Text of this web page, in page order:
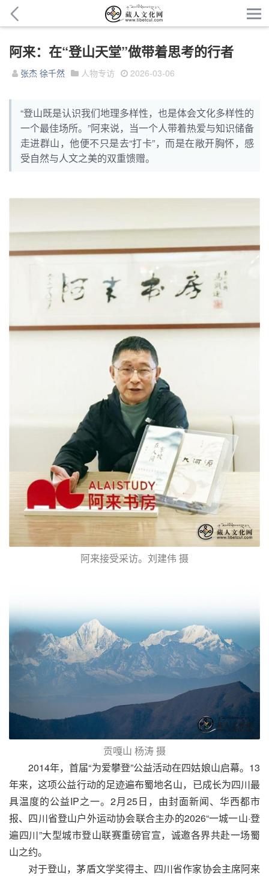
阿来：在“登山天堂”做带着思考的行者
张杰 徐千然 人物专访 2026-03-06
“登山既是认识我们地理多样性，也是体会文化多样性的
一个最佳场所。”阿来说，当一个人带着热爱与知识储备
走进群山，他便不只是去“打卡”，而是在敞开胸怀，感
受自然与人文之美的双重馈赠。
阿来接受采访。刘建伟 摄
贡嘎山 杨涛 摄
2014年，首届“为爱攀登”公益活动在四姑娘山启幕。13
年来，这项公益行动的足迹遍布蜀地名山，已成长为四川最
具温度的公益IP之一。2月25日，由封面新闻、华西都市
报、四川省登山户外运动协会联合主办的2026“一城一山·登
遍四川”大型城市登山联赛重磅官宣，诚邀各界共赴一场蜀
山之约。
对于登山，茅盾文学奖得主、四川省作家协会主席阿来